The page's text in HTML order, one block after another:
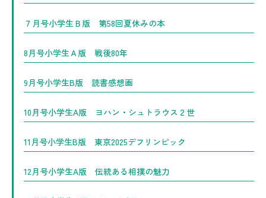
７月号小学生Ｂ版 第58回夏休みの本
8月号小学生Ａ版 戦後80年
9月号小学生B版 読書感想画
10月号小学生A版 ヨハン・シュトラウス２世
11月号小学生B版 東京2025デフリンピック
12月号小学生A版 伝統ある相撲の魅力